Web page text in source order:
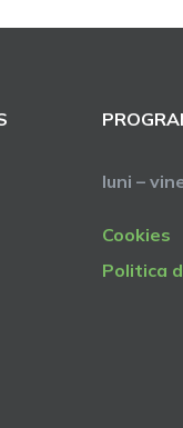
luni –
Cookies
Politica